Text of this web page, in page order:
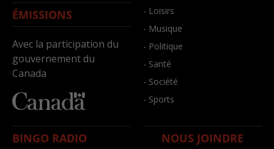
ÉMISSIONS
Avec la participation du
gouvernement du
Canada
- Loisirs
- Musique
- Politique
- Santé
- Société
- Sports
BINGO RADIO NOUS JOINDRE